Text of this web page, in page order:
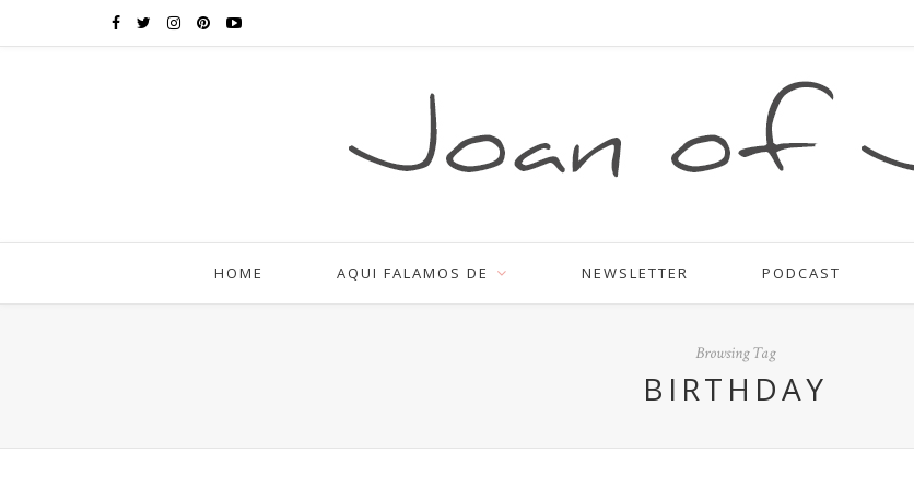
HOME AQUI FALAMOS DE NEWSLETTER PODCAST
Browsing Tag
BIRTHDAY